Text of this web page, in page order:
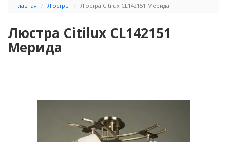
Главная Люстры Люстра Citilux CL142151 Мерида
Люстра Citilux CL142151
Мерида